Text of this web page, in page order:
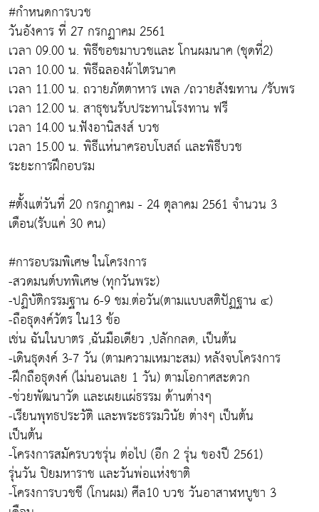
#กำหนดการบวช
วันอังคาร ที่ 27 กรกฏาคม 2561
เวลา 09.00 น. พิธีขอขมาบวชเเละ โกนผมนาค (ชุดที่2)
เวลา 10.00 น. พิธีฉลองผ้าไตรนาค
เวลา 11.00 น. ถวายภัตตาหาร เพล /ถวายสังฆทาน /รับพร
เวลา 12.00 น. สาธุชนรับประทานโรงทาน ฟรี
เวลา 14.00 น.ฟังอานิสงส์ บวช
เวลา 15.00 น. พิธีเเห่นาครอบโบสถ์ เเละพิธีบวช
ระยะการฝึกอบรม
#ตั้งแต่วันที่ 20 กรกฎาคม - 24 ตุลาคม 2561 จำนวน 3
เดือน(รับแค่ 30 คน)
#การอบรมพิเศษ ในโครงการ
-สวดมนต์บทพิเศษ (ทุกวันพระ)
-ปฏิบัติกรรมฐาน 6-9 ชม.ต่อวัน(ตามเเบบสติปัฏฐาน ๔)
-ถือธุดงค์วัตร ใน13 ข้อ
เช่น ฉันในบาตร ,ฉันมือเดียว ,ปลักกลด, เป็นต้น
-เดินธุดงค์ 3-7 วัน (ตามความเหมาะสม) หลังจบโครงการ
-ฝึกถือธุดงค์ (ไม่นอนเลย 1 วัน) ตามโอกาศสะดวก
-ช่วยพัฒนาวัด เเละเผยเเผ่ธรรม ด้านต่างๆ
-เรียนพุทธประวัติ เเละพระธรรมวินัย ต่างๆ เป็นต้น
เป็นต้น
-โครงการสมัครบวชรุ่น ต่อไป (อีก 2 รุ่น ของปี 2561)
รุ่นวัน ปิยมหาราช เเละวันพ่อเเห่งชาติ
-โครงการบวชชี (โกนผม) ศีล10 บวช วันอาสาฬหบูชา 3